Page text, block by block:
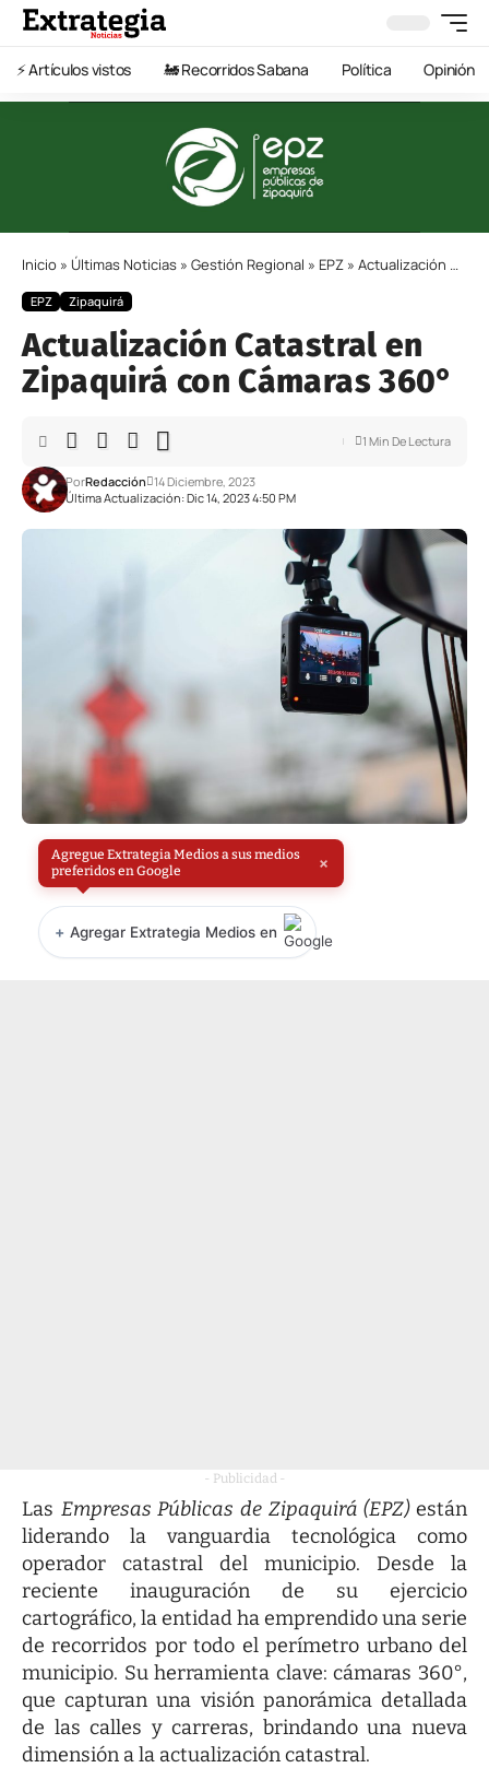
⚡️ Artículos vistos 🚂 Recorridos Sabana Política Opinión
Inicio » Últimas Noticias » Gestión Regional » EPZ » Actualización Catastral en Zipaquirá con Cámaras 360°
EPZ Zipaquirá
Actualización Catastral en
Zipaquirá con Cámaras 360°
Última Actualización: Dic 14, 2023 4:50 PM
PorRedacción 14 Diciembre, 2023
1 Min De Lectura
Agregue Extrategia Medios a sus medios
preferidos en Google
×
+ Agregar Extrategia Medios en
- Publicidad -
Las Empresas Públicas de Zipaquirá (EPZ)están
liderando la vanguardia tecnológica como
operador catastral del municipio. Desde la
reciente inauguración de su ejercicio
cartográfico, la entidad ha emprendido una serie
de recorridos por todo el perímetro urbano del
municipio. Su herramienta clave: cámaras 360°,
que capturan una visión panorámica detallada
de las calles y carreras, brindando una nueva
dimensión a la actualización catastral.